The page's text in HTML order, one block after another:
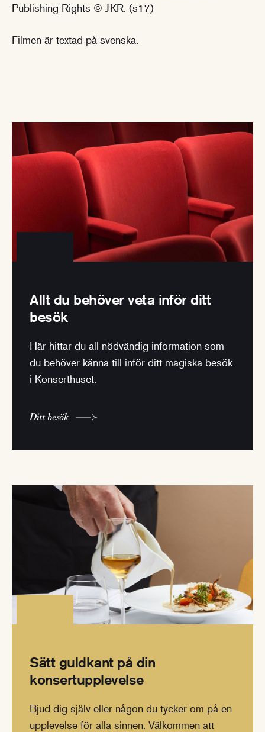
Publishing Rights © JKR. (s17)
Filmen är textad på svenska.
Allt du behöver veta inför ditt
besök
Här hittar du all nödvändig information som
du behöver känna till inför ditt magiska besök
i Konserthuset.
Ditt besök
Sätt guldkant på din
konsertupplevelse
Bjud dig själv eller någon du tycker om på en
upplevelse för alla sinnen. Välkommen att